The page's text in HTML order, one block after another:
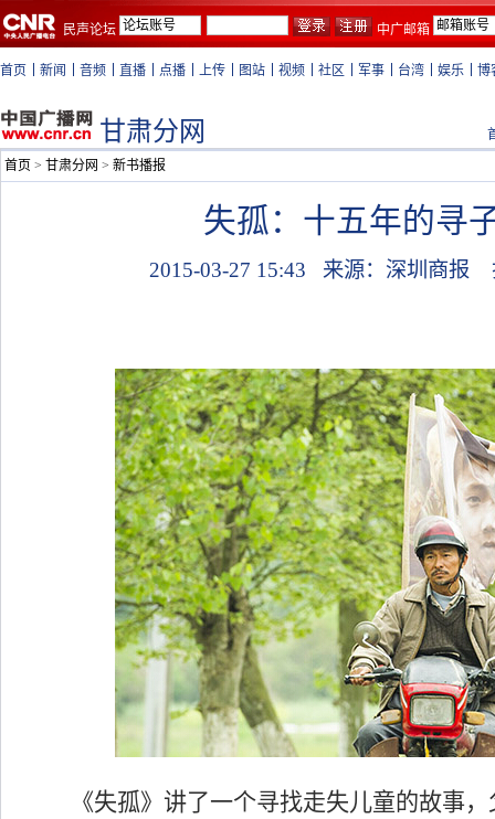
民声论坛 中广邮箱
首页 新闻 音频 直播 点播 上传 图站 视频 社区 军事 台湾 娱乐 博
甘肃分网
首页 > 甘肃分网 > 新书播报
失孤：十五年的寻
2015-03-27 15:43 来源：深圳商报
《失孤》讲了一个寻找走失儿童的故事，